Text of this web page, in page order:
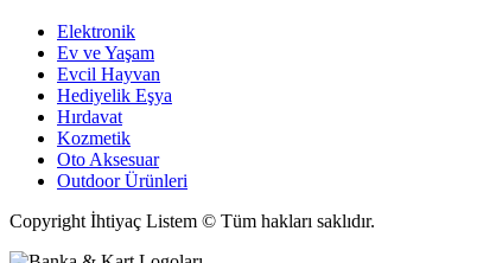
Elektronik
Ev ve Yaşam
Evcil Hayvan
Hediyelik Eşya
Hırdavat
Kozmetik
Oto Aksesuar
Outdoor Ürünleri
Copyright İhtiyaç Listem © Tüm hakları saklıdır.